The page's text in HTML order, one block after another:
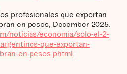
profesionales que exportan
en pesos, December 2025.
noticias/economia/solo-el-2-
que-exportan-
en-pesos.phtml